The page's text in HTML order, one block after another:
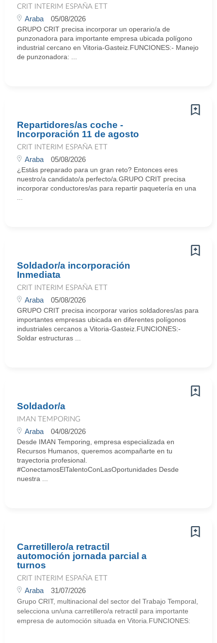
CRIT INTERIM ESPAÑA ETT
Araba 05/08/2026
GRUPO CRIT precisa incorporar un operario/a de
punzonadora para importante empresa ubicada polígono
industrial cercano en Vitoria-Gasteiz.FUNCIONES:- Manejo
de punzonadora: ...
Repartidores/as coche -
Incorporación 11 de agosto
CRIT INTERIM ESPAÑA ETT
Araba 05/08/2026
¿Estás preparado para un gran reto? Entonces eres
nuestro/a candidato/a perfecto/a.GRUPO CRIT precisa
incorporar conductores/as para repartir paquetería en una
Soldador/a incorporación
Inmediata
CRIT INTERIM ESPAÑA ETT
Araba 05/08/2026
GRUPO CRIT precisa incorporar varios soldadores/as para
importantes empresas ubicada en diferentes polígonos
industriales cercanos a Vitoria-Gasteiz.FUNCIONES:-
Soldar estructuras ...
Soldador/a
IMAN TEMPORING
Araba 04/08/2026
Desde IMAN Temporing, empresa especializada en
Recursos Humanos, queremos acompañarte en tu
trayectoria profesional.
#ConectamosElTalentoConLasOportunidades Desde
nuestra ...
Carretillero/a retractil
automoción jornada parcial a
turnos
CRIT INTERIM ESPAÑA ETT
Araba 31/07/2026
Grupo CRIT, multinacional del sector del Trabajo Temporal,
selecciona un/una carretillero/a retractil para importante
empresa de automoción situada en Vitoria.FUNCIONES: